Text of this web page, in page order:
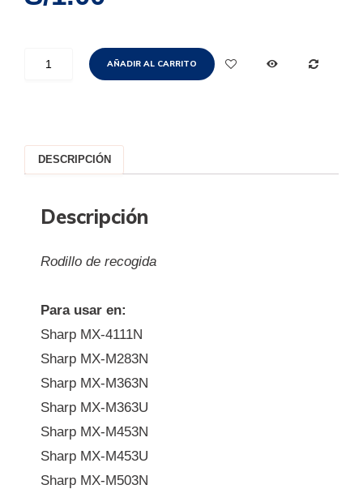
AÑADIR AL CARRITO
DESCRIPCIÓN
Descripción
Rodillo de recogida
Para usar en:
Sharp MX-4111N
Sharp MX-M283N
Sharp MX-M363N
Sharp MX-M363U
Sharp MX-M453N
Sharp MX-M453U
Sharp MX-M503N